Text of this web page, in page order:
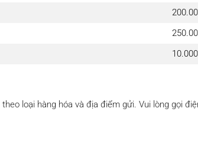
loại hàng hóa và địa điểm gửi. Vui lòng gọi